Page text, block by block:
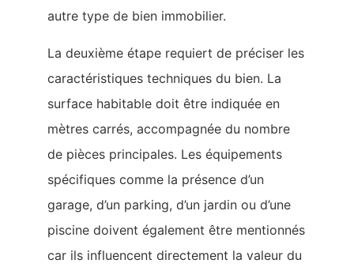
autre type de bien immobilier.
La deuxième étape requiert de préciser les
caractéristiques techniques du bien. La
surface habitable doit être indiquée en
mètres carrés, accompagnée du nombre
de pièces principales. Les équipements
spécifiques comme la présence d’un
garage, d’un parking, d’un jardin ou d’une
piscine doivent également être mentionnés
car ils influencent directement la valeur du